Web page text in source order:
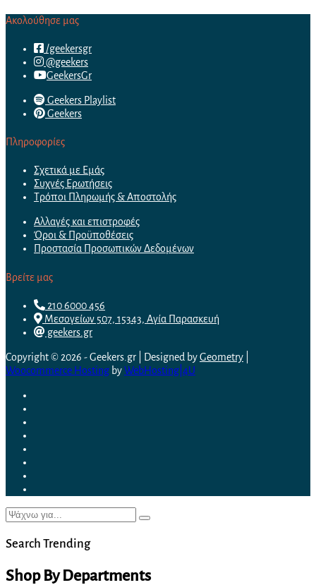
Ακολούθησε μας
/geekersgr
@geekers
GeekersGr
Geekers Playlist
Geekers
Πληροφορίες
Σχετικά με Εμάς
Συχνές Ερωτήσεις
Τρόποι Πληρωμής & Αποστολής
Αλλαγές και επιστροφές
Όροι & Προϋποθέσεις
Προστασία Προσωπικών Δεδομένων
Βρείτε μας
210 6000 456
Μεσογείων 507, 15343, Αγία Παρασκευή
geekers.gr
Copyright © 2026 - Geekers.gr | Designed byGeometry
Woocommerce Hosting byWebHosting|4U
Search Trending
Shop By Departments